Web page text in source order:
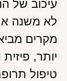
עיכוב של
לא משנה
מקרים
יותר,
טיפול